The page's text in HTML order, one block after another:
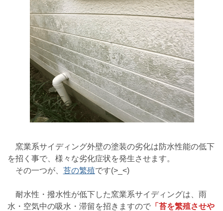
窯業系サイディング外壁の塗装の劣化は防水性能の低下
を招く事で、様々な劣化症状を発生させます。
その一つが、 苔の繁殖です(>_<)
耐水性・撥水性が低下した窯業系サイディングは、雨
水・空気中の吸水・滞留を招きますので「苔を繁殖させや